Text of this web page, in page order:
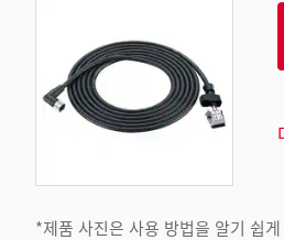
*제품 사진은 사용 방법을 알기 쉽